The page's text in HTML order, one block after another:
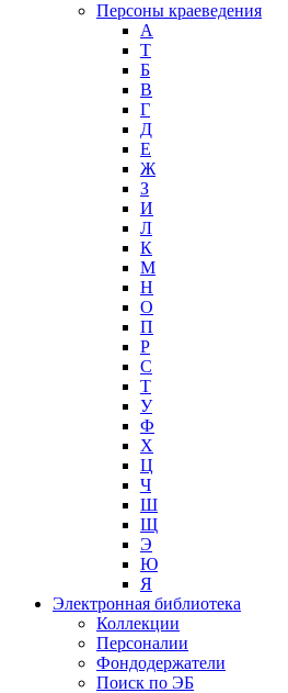
Персоны краеведения
А
T
Б
В
Г
Д
Е
Ж
З
И
Л
К
М
Н
О
П
Р
С
Т
У
Ф
Х
Ц
Ч
Ш
Щ
Э
Ю
Я
Электронная библиотека
Коллекции
Персоналии
Фондодержатели
Поиск по ЭБ